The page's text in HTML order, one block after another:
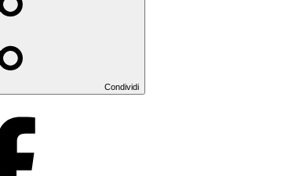
Condividi